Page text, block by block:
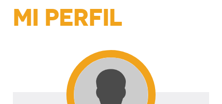
entrar
Comunidad
[Educarchile
enlaces
ayuda
MI PERFIL